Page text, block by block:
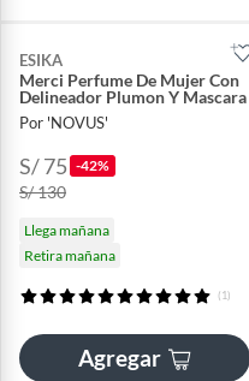
ESIKA
Merci Perfume De Mujer Con
Delineador Plumon Y Mascara
Por 'NOVUS'
S/ 75 -42%
S/ 130
Llega mañana
Retira mañana
(1)
Agregar